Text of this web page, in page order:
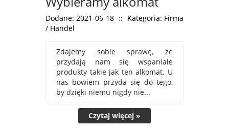
Dodane: 2021-06-18 :: Kategoria: Firma
/ Handel
Zdajemy sobie sprawę, że
przydają nam się wspaniałe
produkty takie jak ten alkomat. U
nas bowiem przyda się do tego,
by dzięki niemu nigdy nie...
Czytaj więcej »